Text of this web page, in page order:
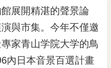
展開精湛的聲景論
與市集。今年不僅邀
家青山学院大学的鳥
內日本音景百選計畫